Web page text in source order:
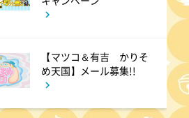
買いドキ!生放送ショッピン
チャンス!お見逃しなく!
【マツコ＆有吉 かりそ
め天国】メール募集!!